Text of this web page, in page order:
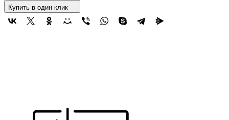
Купить в один клик